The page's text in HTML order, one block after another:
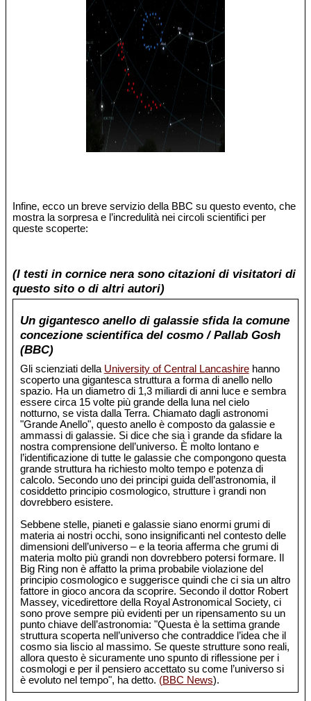
Infine, ecco un breve servizio della BBC su questo evento, che
mostra la sorpresa e l’incredulità nei circoli scientifici per
queste scoperte:
(I testi in cornice nera sono citazioni di visitatori di
questo sito o di altri autori)
Un gigantesco anello di galassie sfida la comune
concezione scientifica del cosmo / Pallab Gosh
(BBC)
Gli scienziati della University of Central Lancashirehanno
scoperto una gigantesca struttura a forma di anello nello
spazio. Ha un diametro di 1,3 miliardi di anni luce e sembra
essere circa 15 volte più grande della luna nel cielo
notturno, se vista dalla Terra. Chiamato dagli astronomi
"Grande Anello", questo anello è composto da galassie e
ammassi di galassie. Si dice che sia ì grande da sfidare la
nostra comprensione dell’universo. È molto lontano e
l’identificazione di tutte le galassie che compongono questa
grande struttura ha richiesto molto tempo e potenza di
calcolo. Secondo uno dei principi guida dell’astronomia, il
cosiddetto principio cosmologico, strutture ì grandi non
dovrebbero esistere.
Sebbene stelle, pianeti e galassie siano enormi grumi di
materia ai nostri occhi, sono insignificanti nel contesto delle
dimensioni dell’universo – e la teoria afferma che grumi di
materia molto più grandi non dovrebbero potersi formare. Il
Big Ring non è affatto la prima probabile violazione del
principio cosmologico e suggerisce quindi che ci sia un altro
fattore in gioco ancora da scoprire. Secondo il dottor Robert
Massey, vicedirettore della Royal Astronomical Society, ci
sono prove sempre più evidenti per un ripensamento su un
punto chiave dell’astronomia: "Questa è la settima grande
struttura scoperta nell’universo che contraddice l’idea che il
cosmo sia liscio al massimo. Se queste strutture sono reali,
allora questo è sicuramente uno spunto di riflessione per i
cosmologi e per il pensiero accettato su come l’universo si
è evoluto nel tempo", ha detto. (BBC News).